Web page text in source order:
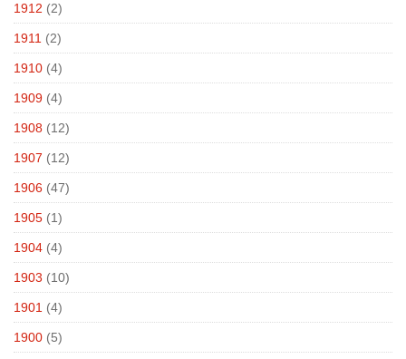
1912 (2)
1911 (2)
1910 (4)
1909 (4)
1908 (12)
1907 (12)
1906 (47)
1905 (1)
1904 (4)
1903 (10)
1901 (4)
1900 (5)